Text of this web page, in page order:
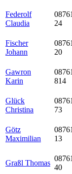
Federolf
Claudia
24
Fischer
Johann
20
Gawron
Karin
814
Glück
Christina
73
Götz
Maximilian
13
Graßl Thomas
40